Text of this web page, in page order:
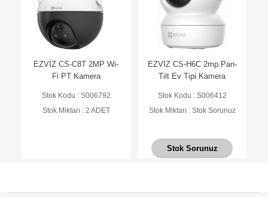
EZVİZ CS-C8T 2MP Wi-
Fi PT Kamera
Stok Kodu : S006792
Stok Miktarı : 2 ADET
EZVİZ CS-H6C 2mp Pan-
Tilt Ev Tipi Kamera
Stok Kodu : S006412
Stok Miktarı : Stok Sorunuz
Stok Sorunuz